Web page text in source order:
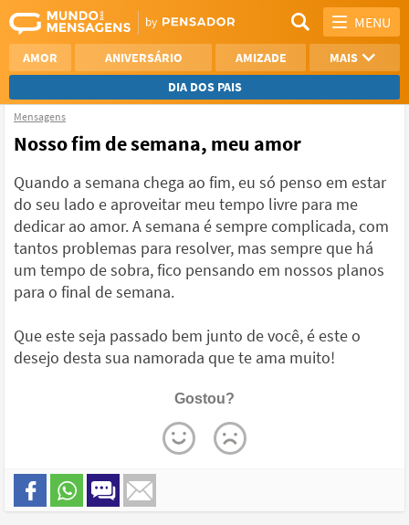
MENU
AMOR ANIVERSÁRIO AMIZADE
MAIS
DIA DOS PAIS
REFLEXÃO
NAMORO
VER TODAS
Mensagens
Nosso fim de semana, meu amor
Quando a semana chega ao fim, eu só penso em estar
do seu lado e aproveitar meu tempo livre para me
dedicar ao amor. A semana é sempre complicada, com
tantos problemas para resolver, mas sempre que há
um tempo de sobra, fico pensando em nossos planos
para o final de semana.
Que este seja passado bem junto de você, é este o
desejo desta sua namorada que te ama muito!
Gostou?